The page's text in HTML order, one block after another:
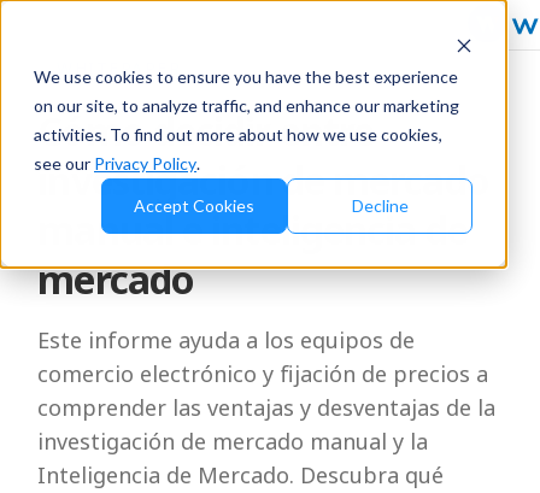
We use cookies to ensure you have the best experience
on our site, to analyze traffic, and enhance our marketing
activities. To find out more about how we use cookies,
see our Privacy Policy.
Accept Cookies Decline
WHITEPAPER
Cómo decidir entre
investigación de mercado
manual e inteligencia de
mercado
Este informe ayuda a los equipos de
comercio electrónico y fijación de precios a
comprender las ventajas y desventajas de la
investigación de mercado manual y la
Inteligencia de Mercado. Descubra qué